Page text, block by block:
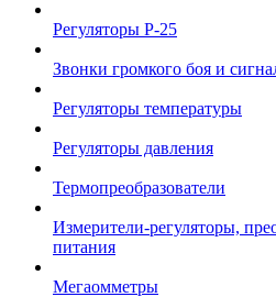
Регуляторы Р-25
Звонки громкого боя и
Регуляторы температуры
Регуляторы давления
Термопреобразователи
Измерители-регуляторы,
питания
Мегаомметры